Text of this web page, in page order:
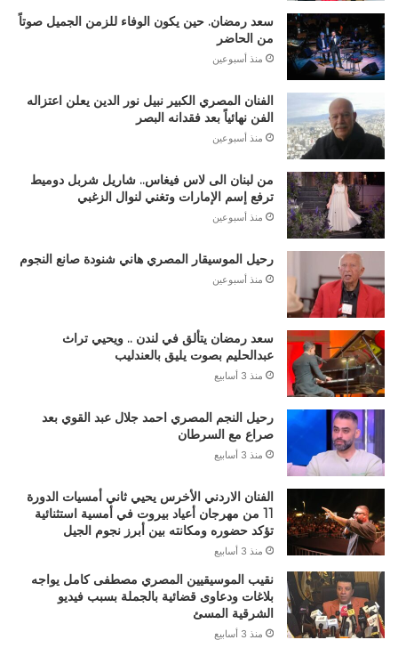
سعد رمضان. حين يكون الوفاء للزمن الجميل صوتاً
من الحاضر
منذ أسبوعين
الفنان المصري الكبير نبيل نور الدين يعلن اعتزاله
الفن نهائياً بعد فقدانه البصر
منذ أسبوعين
من لبنان الى لاس فيغاس.. شاريل شربل دوميط
ترفع إسم الإمارات وتغني لنوال الزغبي
منذ أسبوعين
رحيل الموسيقار المصري هاني شنودة صانع النجوم
منذ أسبوعين
سعد رمضان يتألق في لندن .. ويحيي تراث
عبدالحليم بصوت يليق بالعندليب
منذ 3 أسابيع
رحيل النجم المصري احمد جلال عبد القوي بعد
صراع مع السرطان
منذ 3 أسابيع
الفنان الاردني الأخرس يحيي ثاني أمسيات الدورة
11 من مهرجان أعياد بيروت في أمسية استثنائية
تؤكد حضوره ومكانته بين أبرز نجوم الجيل
منذ 3 أسابيع
نقيب الموسيقيين المصري مصطفى كامل يواجه
بلاغات ودعاوى قضائية بالجملة بسبب فيديو
الشرقية المسئ
منذ 3 أسابيع